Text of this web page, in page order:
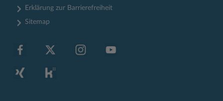
Erklärung zur Barrierefreiheit
Sitemap